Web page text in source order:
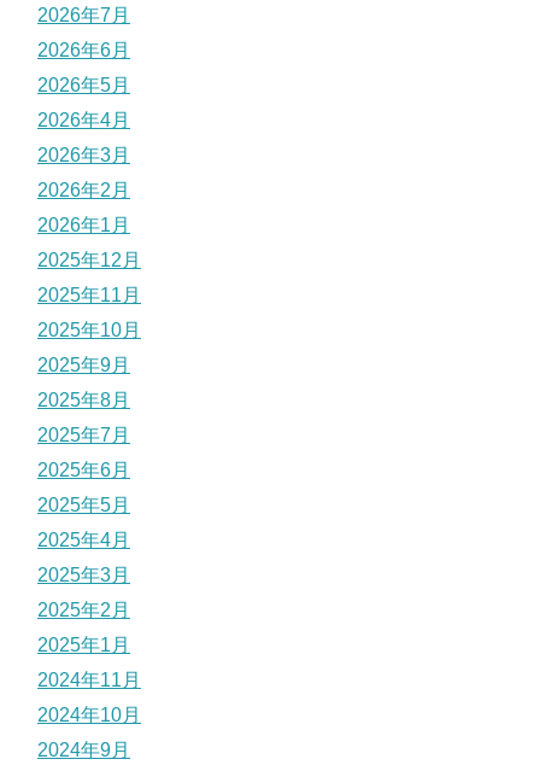
2026年7月
2026年6月
2026年5月
2026年4月
2026年3月
2026年2月
2026年1月
2025年12月
2025年11月
2025年10月
2025年9月
2025年8月
2025年7月
2025年6月
2025年5月
2025年4月
2025年3月
2025年2月
2025年1月
2024年11月
2024年10月
2024年9月